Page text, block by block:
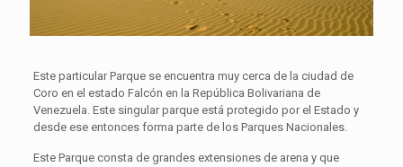
Este particular Parque se encuentra muy cerca de la ciudad de
Coro en el estado Falcón en la República Bolivariana de
Venezuela. Este singular parque está protegido por el Estado y
desde ese entonces forma parte de los Parques Nacionales.
Este Parque consta de grandes extensiones de arena y que